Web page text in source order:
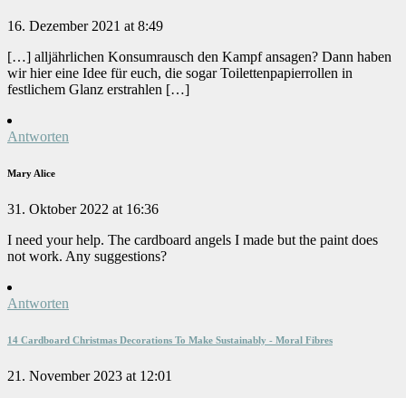
16. Dezember 2021 at 8:49
[…] alljährlichen Konsumrausch den Kampf ansagen? Dann haben
wir hier eine Idee für euch, die sogar Toilettenpapierrollen in
festlichem Glanz erstrahlen […]
Antworten
Mary Alice
31. Oktober 2022 at 16:36
I need your help. The cardboard angels I made but the paint does
not work. Any suggestions?
Antworten
14 Cardboard Christmas Decorations To Make Sustainably - Moral Fibres
21. November 2023 at 12:01